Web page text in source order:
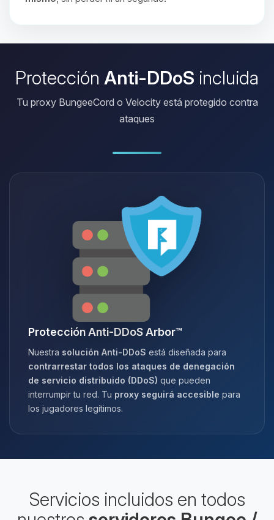
Protección Anti-DDoS incluida
Tu proxy BungeeCord o Velocity está protegido contra
ataques
Protección Anti-DDoS Arbor™
Nuestra solución Anti-DDoS está diseñada para
contrarrestar todos los ataques de denegación
de servicio distribuido (DDoS) que pueden
interrumpir tu red. Tu proxy seguirá accesible para
los jugadores legítimos.
Servicios incluidos en todos